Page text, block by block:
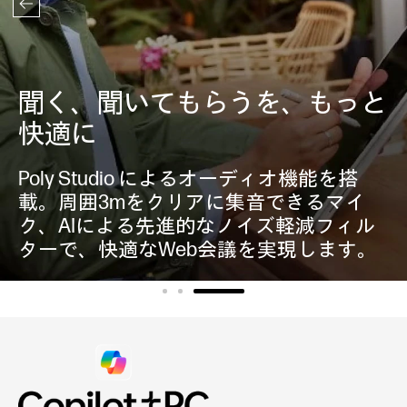
AIによる生産性の向上
専用のNPUを搭載した最新のHP EliteBook
シリーズは、AIタスクのパフォーマンス
をパーソナライズして効率化できる機能
を備えています。